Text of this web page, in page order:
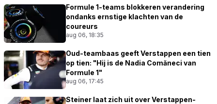
Formule 1-teams blokkeren verandering
ondanks ernstige klachten van de
coureurs
aug 06, 18:35
Oud-teambaas geeft Verstappen een tien
op tien: "Hij is de Nadia Comăneci van
Formule 1"
aug 06, 17:45
Steiner laat zich uit over Verstappen-